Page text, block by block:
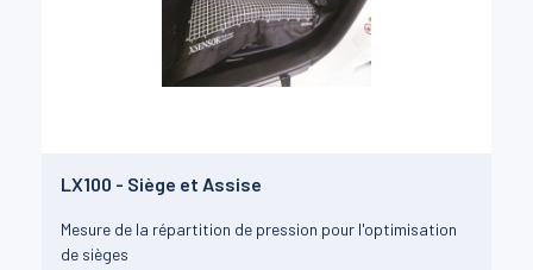
LX100 - Siège et Assise
Mesure de la répartition de pression pour l'optimisation
de sièges